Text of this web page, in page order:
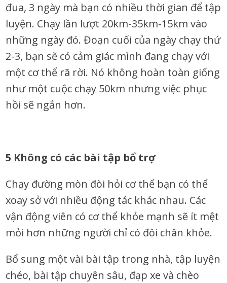
đua, 3 ngày mà bạn có nhiều thời gian để tập
luyện. Chạy lần lượt 20km-35km-15km vào
những ngày đó. Đoạn cuối của ngày chạy thứ
2-3, bạn sẽ có cảm giác mình đang chạy với
một cơ thể rã rời. Nó không hoàn toàn giống
như một cuộc chạy 50km nhưng việc phục
hồi sẽ ngắn hơn.
5 Không có các bài tập bổ trợ
Chạy đường mòn đòi hỏi cơ thể bạn có thể
xoay sở với nhiều động tác khác nhau. Các
vận động viên có cơ thể khỏe mạnh sẽ ít mệt
mỏi hơn những người chỉ có đôi chân khỏe.
Bổ sung một vài bài tập trong nhà, tập luyện
chéo, bài tập chuyên sâu, đạp xe và chèo